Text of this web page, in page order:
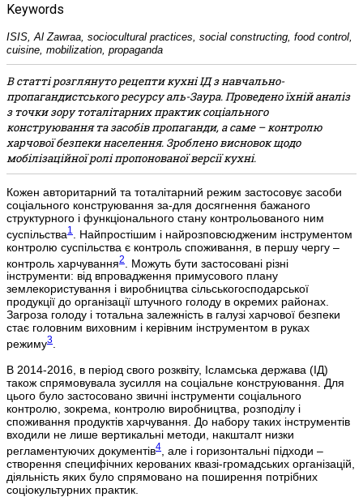
Keywords
ISIS, Al Zawraa, sociocultural practices, social constructing, food control,
cuisine, mobilization, propaganda
В статті розглянуто рецепти кухні ІД з навчально-
пропагандистського ресурсу аль-Заура. Проведено їхній аналіз
з точки зору тоталітарних практик соціального
конструювання та засобів пропаганди, а саме – контролю
харчової безпеки населення. Зроблено висновок щодо
мобілізаційної ролі пропонованої версії кухні.
Кожен авторитарний та тоталітарний режим застосовує засоби
соціального конструювання за-для досягнення бажаного
структурного і функціонального стану контрольованого ним
суспільства1
. Найпростішим і найрозповсюдженим інструментом
контролю суспільства є контроль споживання, в першу чергу –
контроль харчування2
. Можуть бути застосовані різні
інструменти: від впровадження примусового плану
землекористування і виробництва сільськогосподарської
продукції до організації штучного голоду в окремих районах.
Загроза голоду і тотальна залежність в галузі харчової безпеки
стає головним виховним і керівним інструментом в руках
режиму3
В 2014-2016, в період свого розквіту, Ісламська держава (ІД)
також спрямовувала зусилля на соціальне конструювання. Для
цього було застосовано звичні інструменти соціального
контролю, зокрема, контролю виробництва, розподілу і
споживання продуктів харчування. До набору таких інструментів
входили не лише вертикальні методи, накшталт низки
регламентуючих документів4
, але і горизонтальні підходи –
створення специфічних керованих квазі-громадських організацій,
діяльність яких було спрямовано на поширення потрібних
соціокультурних практик.